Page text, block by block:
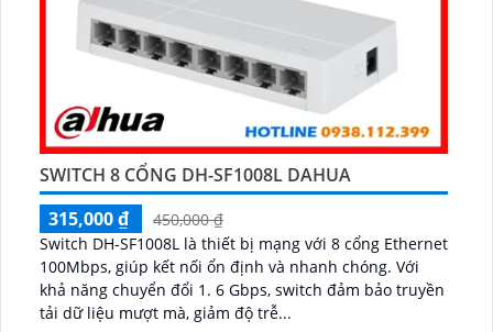
SWITCH 8 CỔNG DH-SF1008L DAHUA
315,000 ₫
450,000 ₫
Switch DH-SF1008L là thiết bị mạng với 8 cổng Ethernet
100Mbps, giúp kết nối ổn định và nhanh chóng. Với
khả năng chuyển đổi 1. 6 Gbps, switch đảm bảo truyền
tải dữ liệu mượt mà, giảm độ trễ...